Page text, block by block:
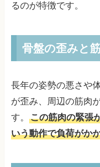
るのが特徴です。
骨盤の歪みと
長年の姿勢の悪さや
が歪み、周辺の筋肉
す。この筋肉の緊張
いう動作で負荷がか